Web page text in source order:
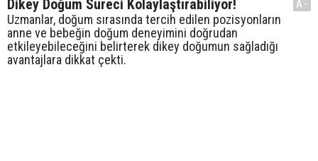
Dikey Doğum Süreci Kolaylaştırabiliyor!
Uzmanlar, doğum sırasında tercih edilen pozisyonların
anne ve bebeğin doğum deneyimini doğrudan
etkileyebileceğini belirterek dikey doğumun sağladığı
avantajlara dikkat çekti.
A-